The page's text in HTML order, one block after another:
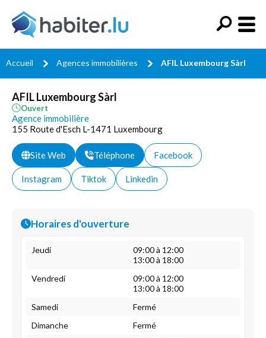
Accueil Agences immobilières AFIL Luxembourg Sàrl
AFIL Luxembourg Sàrl
Ouvert
Agence immobilière
155 Route d'Esch L-1471 Luxembourg
Site Web Téléphone Facebook
Instagram Tiktok Linkedin
Horaires d'ouverture
Jeudi
09:00 à 12:00
13:00 à 18:00
Vendredi
09:00 à 12:00
13:00 à 18:00
Samedi
Fermé
Dimanche
Fermé